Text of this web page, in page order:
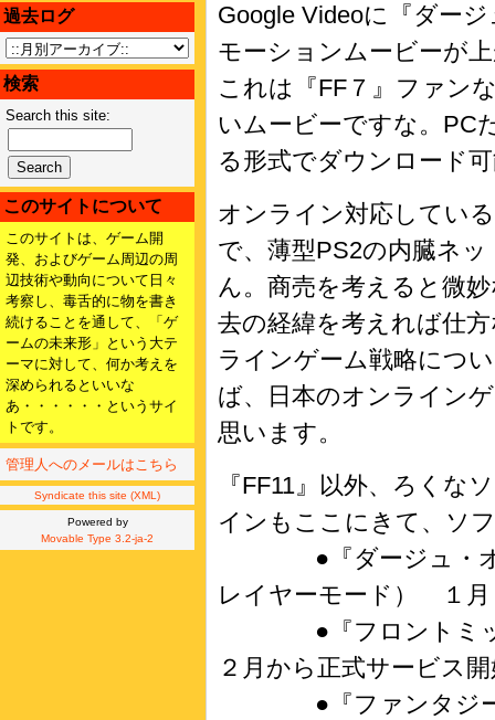
過去ログ
検索
Search this site:
このサイトについて
このサイトは、ゲーム開
発、およびゲーム周辺の周
辺技術や動向について日々
考察し、毒舌的に物を書き
続けることを通して、「ゲ
ームの未来形」という大テ
ーマに対して、何か考えを
深められるといいな
あ・・・・・・というサイ
トです。
管理人へのメールはこちら
Syndicate this site (XML)
Powered by
Movable Type 3.2-ja-2
Google Videoに『ダー
モーションムービーが
これは『FF７』ファン
いムービーですな。PC
る形式でダウンロード
オンライン対応してい
で、薄型PS2の内臓ネ
ん。商売を考えると微
去の経緯を考えれば仕
ラインゲーム戦略につ
ば、日本のオンライン
思います。
『FF11』以外、ろくな
インもここにきて、ソ
●『ダージュ・オブ
レイヤーモード） １月
●『フロントミッ
２月から正式サービス
●『ファンタジー